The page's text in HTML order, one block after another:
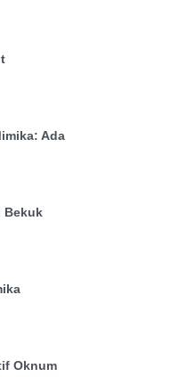
Ada
Bekuk
Oknum